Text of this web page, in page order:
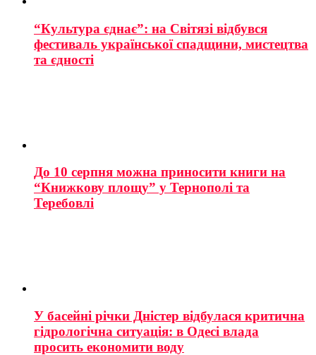
“Культура єднає”: на Світязі відбувся
фестиваль української спадщини, мистецтва
та єдності
До 10 серпня можна приносити книги на
“Книжкову площу” у Тернополі та
Теребовлі
У басейні річки Дністер відбулася критична
гідрологічна ситуація: в Одесі влада
просить економити воду